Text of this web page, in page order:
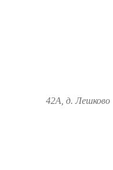
42А, д. Лешково